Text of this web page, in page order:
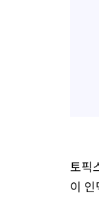
토픽
이